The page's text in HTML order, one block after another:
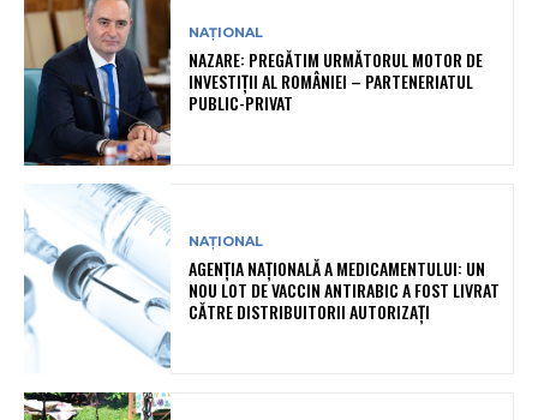
NAȚIONAL
NAZARE: PREGĂTIM URMĂTORUL MOTOR DE
INVESTIȚII AL ROMÂNIEI – PARTENERIATUL
PUBLIC-PRIVAT
NAȚIONAL
AGENȚIA NAȚIONALĂ A MEDICAMENTULUI: UN
NOU LOT DE VACCIN ANTIRABIC A FOST LIVRAT
CĂTRE DISTRIBUITORII AUTORIZAȚI